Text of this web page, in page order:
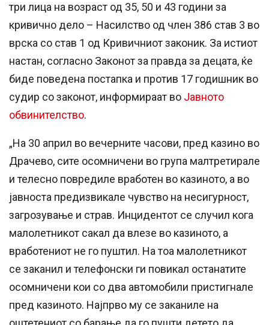
три лица на возраст од 35, 50 и 43 години за
кривично дело – Насилство од член 386 став 3 во
врска со став 1 од Кривичниот законик. За истиот
настан, согласно Законот за правда за децата, ќе
биде поведена постапка и против 17 годишник во
судир со законот, информираат во Јавното
обвинителство.
„На 30 април во вечерните часови, пред казино во
Драчево, сите осомничени во група малтретирале
и телесно повредиле вработен во казиното, а во
јавноста предизвикале чувство на несигурност,
загрозување и страв. Инцидентот се случил кога
малолетникот сакал да влезе во казиното, а
вработениот не го пуштил. На тоа малолетникот
се заканил и телефонски ги повикал останатите
осомничени кои со два автомобили пристигнале
пред казиното. Најпрво му се заканиле на